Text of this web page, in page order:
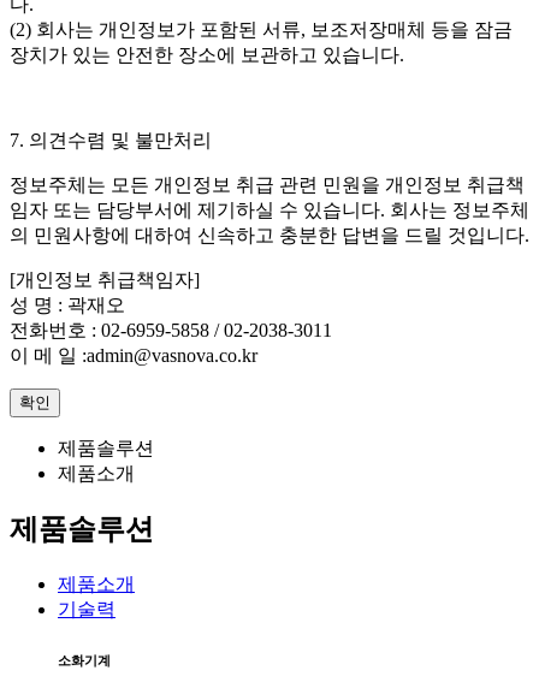
(2) 회사는 개인정보가 포함된 서류, 보조저장매체 등을 잠금
장치가 있는 안전한 장소에 보관하고 있습니다.
7. 의견수렴 및 불만처리
정보주체는 모든 개인정보 취급 관련 민원을 개인정보 취급책
임자 또는 담당부서에 제기하실 수 있습니다. 회사는 정보주체
의 민원사항에 대하여 신속하고 충분한 답변을 드릴 것입니다.
[개인정보 취급책임자]
성 명 : 곽재오
전화번호 : 02-6959-5858 / 02-2038-3011
이 메 일 :admin@vasnova.co.kr
확인
제품솔루션
제품소개
제품솔루션
제품소개
기술력
소화기계